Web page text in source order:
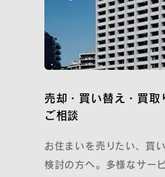
売却・買い替え・買取
ご相談
お住まいを売りたい、買
検討の方へ。多様なサー